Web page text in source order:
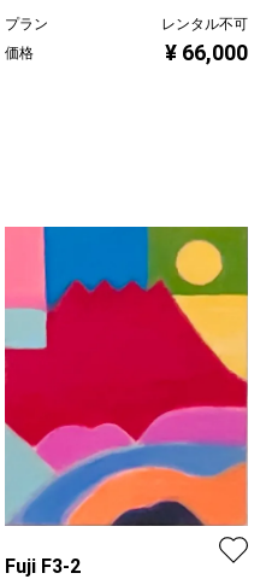
プラン
レンタル不可
価格
¥ 66,000
Fuji F3-2